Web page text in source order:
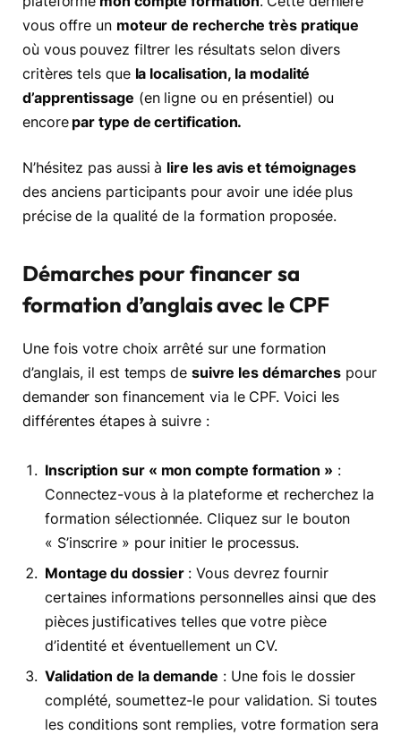
vous offre un moteur de recherche très pratique
où vous pouvez filtrer les résultats selon divers
critères tels que la localisation, la modalité
d’apprentissage (en ligne ou en présentiel) ou
encorepar type de certification.
N’hésitez pas aussi à lire les avis et témoignages
des anciens participants pour avoir une idée plus
précise de la qualité de la formation proposée.
Démarches pour financer sa
formation d’anglais avec le CPF
Une fois votre choix arrêté sur une formation
d’anglais, il est temps de suivre les démarches pour
demander son financement via le CPF. Voici les
différentes étapes à suivre :
Inscription sur « mon compte formation » :
Connectez-vous à la plateforme et recherchez la
formation sélectionnée. Cliquez sur le bouton
« S’inscrire » pour initier le processus.
Montage du dossier: Vous devrez fournir
certaines informations personnelles ainsi que des
pièces justificatives telles que votre pièce
d’identité et éventuellement un CV.
Validation de la demande : Une fois le dossier
complété, soumettez-le pour validation. Si toutes
les conditions sont remplies, votre formation sera